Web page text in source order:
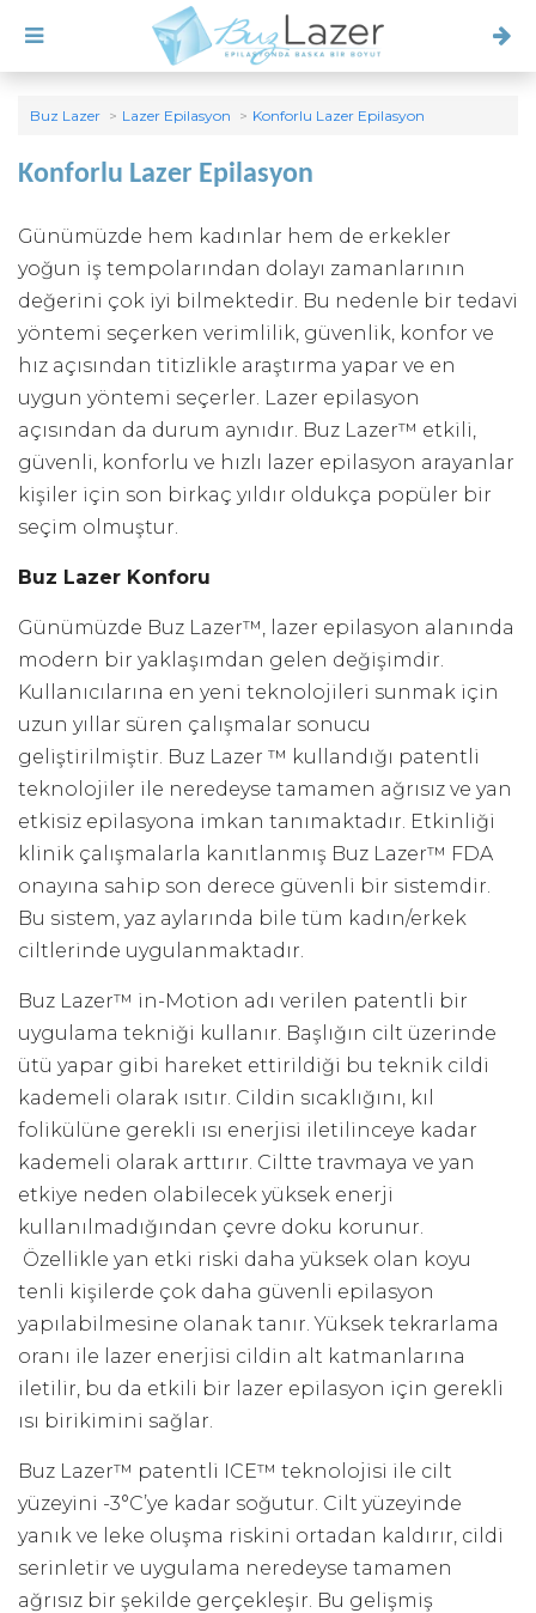
Buz Lazer Lazer Epilasyon Konforlu Lazer Epilasyon
Konforlu Lazer Epilasyon
Günümüzde hem kadınlar hem de erkekler
yoğun iş tempolarından dolayı zamanlarının
değerini çok iyi bilmektedir. Bu nedenle bir tedavi
yöntemi seçerken verimlilik, güvenlik, konfor ve
hız açısından titizlikle araştırma yapar ve en
uygun yöntemi seçerler. Lazer epilasyon
açısından da durum aynıdır. Buz Lazer™ etkili,
güvenli, konforlu ve hızlı lazer epilasyon arayanlar
kişiler için son birkaç yıldır oldukça popüler bir
seçim olmuştur.
Buz Lazer Konforu
Günümüzde Buz Lazer™, lazer epilasyon alanında
modern bir yaklaşımdan gelen değişimdir.
Kullanıcılarına en yeni teknolojileri sunmak için
uzun yıllar süren çalışmalar sonucu
geliştirilmiştir. Buz Lazer ™ kullandığı patentli
teknolojiler ile neredeyse tamamen ağrısız ve yan
etkisiz epilasyona imkan tanımaktadır. Etkinliği
klinik çalışmalarla kanıtlanmış Buz Lazer™ FDA
onayına sahip son derece güvenli bir sistemdir.
Bu sistem, yaz aylarında bile tüm kadın/erkek
ciltlerinde uygulanmaktadır.
Buz Lazer™ in-Motion adı verilen patentli bir
uygulama tekniği kullanır. Başlığın cilt üzerinde
ütü yapar gibi hareket ettirildiği bu teknik cildi
kademeli olarak ısıtır. Cildin sıcaklığını, kıl
folikülüne gerekli ısı enerjisi iletilinceye kadar
kademeli olarak arttırır. Ciltte travmaya ve yan
etkiye neden olabilecek yüksek enerji
kullanılmadığından çevre doku korunur.
Özellikle yan etki riski daha yüksek olan koyu
tenli kişilerde çok daha güvenli epilasyon
yapılabilmesine olanak tanır. Yüksek tekrarlama
oranı ile lazer enerjisi cildin alt katmanlarına
iletilir, bu da etkili bir lazer epilasyon için gerekli
ısı birikimini sağlar.
Buz Lazer™ patentli ICE™ teknolojisi ile cilt
yüzeyini -3°C’ye kadar soğutur. Cilt yüzeyinde
yanık ve leke oluşma riskini ortadan kaldırır, cildi
serinletir ve uygulama neredeyse tamamen
ağrısız bir şekilde gerçekleşir. Bu gelişmiş